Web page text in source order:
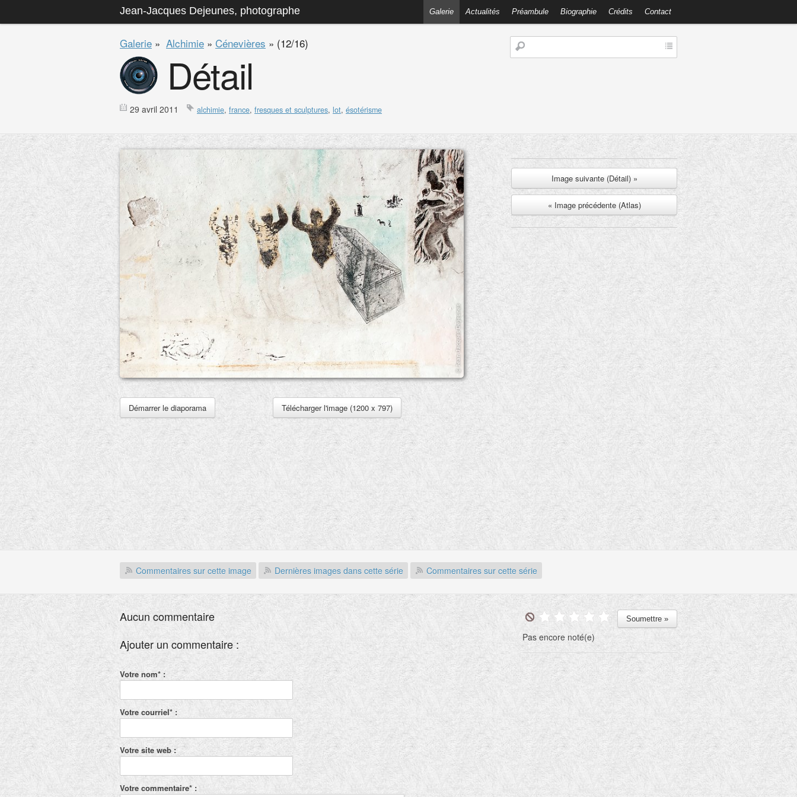
Jean-Jacques Dejeunes, photographe Galerie Actualités Préambule Biographie Crédits Contact
Galerie » Alchimie » Cénevières » (12/16)
Détail
29 avril 2011 alchimie, france, fresques et sculptures, lot, ésotérisme
Télécharger l'image (1200 x 797)
Démarrer le diaporama
Image suivante (Détail) »
« Image précédente (Atlas)
Commentaires sur cette image Dernières images dans cette série Commentaires sur cette série
Pas encore noté(e)
Aucun commentaire
Ajouter un commentaire :
Votre nom* :
Votre courriel* :
Votre site web :
Votre commentaire* :